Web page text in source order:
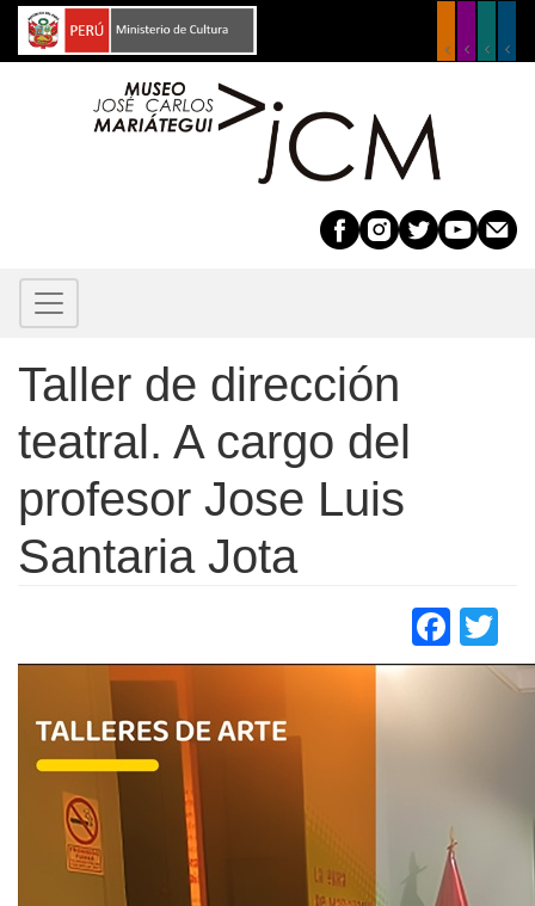
Pasar
Taller de dirección
teatral. A cargo del
profesor Jose Luis
Santaria Jota